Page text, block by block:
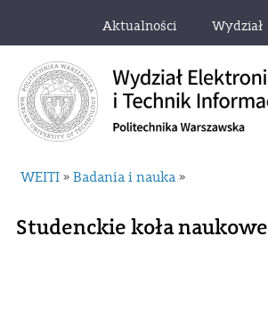
Aktualności Wydział
WEITI » Badania i nauka »
Studenckie koła naukowe